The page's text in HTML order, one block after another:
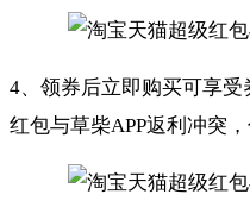
4、领券后立即购买可享
红包与草柴APP返利冲突